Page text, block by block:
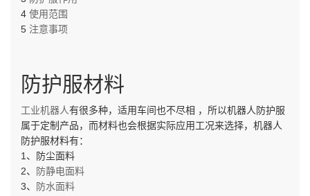
4 使用范围
5 注意事项
防护服材料
工业机器人有很多种，适用车间也不尽相 ，所以机器人防护服
属于定制产品，而材料也会根据实际应用工况来选择，机器人
防护服材料有：
1、防尘面料
2、
防静电面料
3、
防水面料